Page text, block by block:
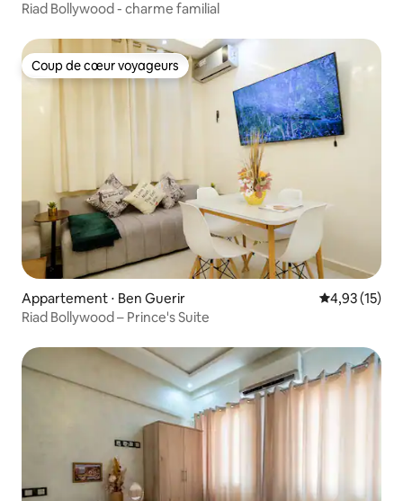
Riad Bollywood - charme familial
Coup de cœur voyageurs
Coup de cœur voyageurs
Appartement ⋅ Ben Guerir Évaluation
4,93 (15)
Riad Bollywood – Prince's Suite